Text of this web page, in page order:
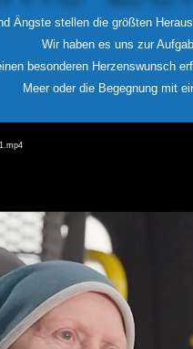
Ängste stellen die größten
Wir haben es uns zur
besonderen Herzenswunsch
Meer oder die Begegnung mit
– eine
auf einen besonderen Moment, auf